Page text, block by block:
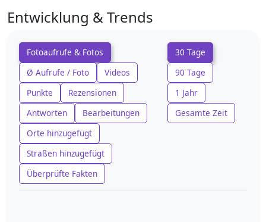
Entwicklung & Trends
Fotoaufrufe & Fotos
Ø Aufrufe / Foto
Videos
Punkte
Rezensionen
Antworten
Bearbeitungen
Orte hinzugefügt
Straßen hinzugefügt
Überprüfte Fakten
30 Tage
90 Tage
1 Jahr
Gesamte Zeit